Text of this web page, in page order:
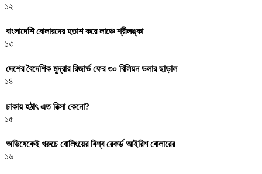
১২
বাংলাদেশি বোলারদের হতাশ করে লাঞ্চে শ্রীলঙ্কা
১৩
দেশের বৈদেশিক মুদ্রার রিজার্ভ ফের ৩০ বিলিয়ন ডলার ছাড়াল
১৪
ঢাকায় হঠাৎ এত রিক্সা কেনো?
১৫
অভিষেকেই খরুচে বোলিংয়ের বিশ্ব রেকর্ড আইরিশ বোলারের
১৬